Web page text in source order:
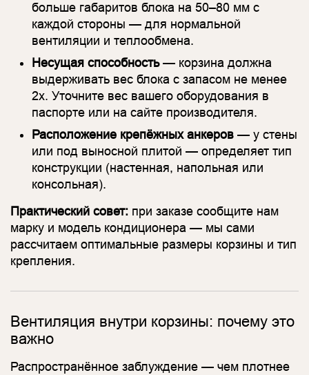
больше габаритов блока на 50–80 мм с
каждой стороны — для нормальной
вентиляции и теплообмена.
Несущая способность— корзина должна
выдерживать вес блока с запасом не менее
2х. Уточните вес вашего оборудования в
паспорте или на сайте производителя.
Расположение крепёжных анкеров— у стены
или под выносной плитой — определяет тип
конструкции (настенная, напольная или
консольная).
Практический совет: при заказе сообщите нам
марку и модель кондиционера — мы сами
рассчитаем оптимальные размеры корзины и тип
крепления.
Вентиляция внутри корзины: почему это
важно
Распространённое заблуждение — чем плотнее